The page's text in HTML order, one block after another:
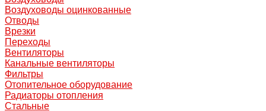
Воздуховоды оцинкованные
Отводы
Врезки
Переходы
Вентиляторы
Канальные вентиляторы
Фильтры
Отопительное оборудование
Радиаторы отопления
Стальные